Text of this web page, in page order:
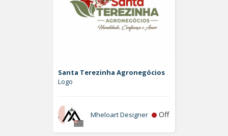
Santa Terezinha Agronegócios
Logo
Mheloart Designer Off